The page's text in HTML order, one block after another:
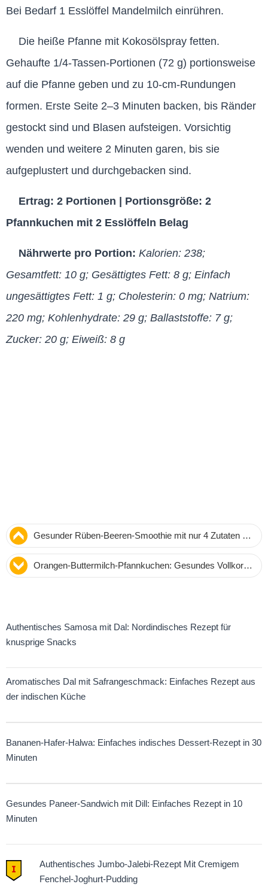
Bei Bedarf 1 Esslöffel Mandelmilch einrühren.
Die heiße Pfanne mit Kokosölspray fetten.
Gehaufte 1/4-Tassen-Portionen (72 g) portionsweise
auf die Pfanne geben und zu 10-cm-Rundungen
formen. Erste Seite 2–3 Minuten backen, bis Ränder
gestockt sind und Blasen aufsteigen. Vorsichtig
wenden und weitere 2 Minuten garen, bis sie
aufgeplustert und durchgebacken sind.
Ertrag: 2 Portionen | Portionsgröße: 2
Pfannkuchen mit 2 Esslöffeln Belag
Nährwerte pro Portion: Kalorien: 238;
Gesamtfett: 10 g; Gesättigtes Fett: 8 g; Einfach
ungesättigtes Fett: 1 g; Cholesterin: 0 mg; Natrium:
220 mg; Kohlenhydrate: 29 g; Ballaststoffe: 7 g;
Zucker: 20 g; Eiweiß: 8 g
Gesunder Rüben-Beeren-Smoothie mit nur 4 Zutaten –
proteinreich und ballaststoffreich
Orangen-Buttermilch-Pfannkuchen: Gesundes Vollkorn-
Rezept von Ernährungsberaterin Debbie Dishes
Authentisches Samosa mit Dal: Nordindisches Rezept für
knusprige Snacks
Aromatisches Dal mit Safrangeschmack: Einfaches Rezept aus
der indischen Küche
Bananen-Hafer-Halwa: Einfaches indisches Dessert-Rezept in 30
Minuten
Gesundes Paneer-Sandwich mit Dill: Einfaches Rezept in 10
Minuten
Authentisches Jumbo-Jalebi-Rezept Mit Cremigem
Fenchel-Joghurt-Pudding